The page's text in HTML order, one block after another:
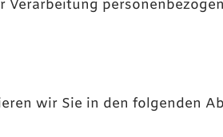
wir Sie in den folgenden